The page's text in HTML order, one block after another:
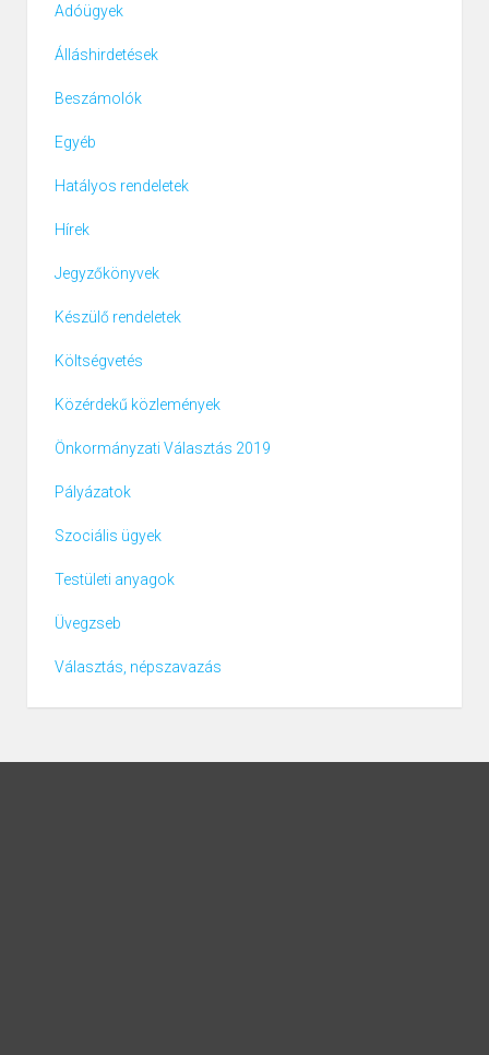
Adóügyek
Álláshirdetések
Beszámolók
Egyéb
Hatályos rendeletek
Hírek
Jegyzőkönyvek
Készülő rendeletek
Költségvetés
Közérdekű közlemények
Önkormányzati Választás 2019
Pályázatok
Szociális ügyek
Testületi anyagok
Üvegzseb
Választás, népszavazás